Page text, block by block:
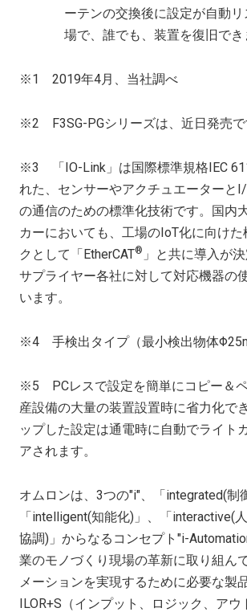
ーテンの交換後に設定が自動
場で、誰でも、装置を復旧でき
※1 2019年4月、当社調べ
※2 F3SG-PGシリーズは、近日発売で
※3 「IO-Link 」は国際標準規格IEC
れた、センサーやアクチュエーターと
の通信のための標準化技術です。国内
カーにおいても、工場のIoT化に向けた
クとして「EtherCAT® 」と共に導入が
サプライヤー各社に対して対応機器の
います。
※4 手検出タイプ（最小検出物体Φ
※5 PCレスで設定を簡単にコピー＆
産設備の大量の装置設置時に省力化で
ップした設定は通電時に自動でライト
アされます。
オムロンは、 3つの"i"、「integrated(制
「intelligent(知能化) 」、「interactive(
協調) 」からなるコンセプト"i-
業のモノづくり現場の革新に取り組ん
メーションを実現するために必要な製
ILOR+S （インプット、ロジック、ア